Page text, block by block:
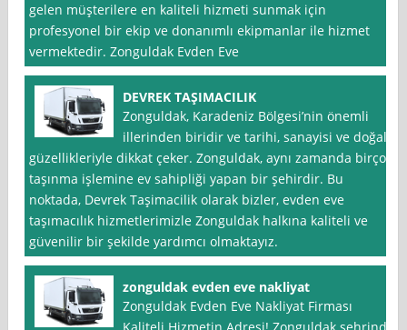
gelen müşterilere en kaliteli hizmeti sunmak için
profesyonel bir ekip ve donanımlı ekipmanlar ile hizmet
vermektedir. Zonguldak Evden Eve
DEVREK TAŞIMACILIK
Zonguldak, Karadeniz Bölgesi’nin önemli
illerinden biridir ve tarihi, sanayisi ve doğal
güzellikleriyle dikkat çeker. Zonguldak, aynı zamanda birçok
taşınma işlemine ev sahipliği yapan bir şehirdir. Bu
noktada, Devrek Taşimacilik olarak bizler, evden eve
taşımacılık hizmetlerimizle Zonguldak halkına kaliteli ve
güvenilir bir şekilde yardımcı olmaktayız.
zonguldak evden eve nakliyat
Zonguldak Evden Eve Nakliyat Firması